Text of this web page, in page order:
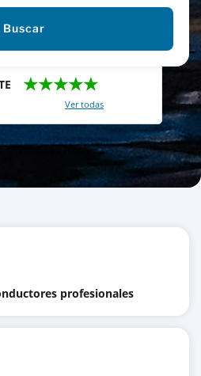
Buscar
★★★★★
Ver todas
profesionales